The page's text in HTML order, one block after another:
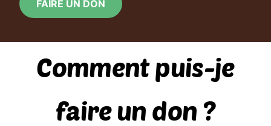
NOS ACTIONS
CALENDRIER
FAIRE UN DON
Comment puis-je
faire un don ?